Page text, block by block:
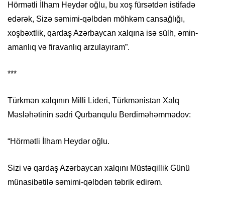
Hörmətli İlham Heydər oğlu, bu xoş fürsətdən istifadə
edərək, Sizə səmimi-qəlbdən möhkəm cansağlığı,
xoşbəxtlik, qardaş Azərbaycan xalqına isə sülh, əmin-
amanlıq və firavanlıq arzulayıram”.
***
Türkmən xalqının Milli Lideri, Türkmənistan Xalq
Məsləhətinin sədri Qurbanqulu Berdiməhəmmədov:
“Hörmətli İlham Heydər oğlu.
Sizi və qardaş Azərbaycan xalqını Müstəqillik Günü
münasibətilə səmimi-qəlbdən təbrik edirəm.